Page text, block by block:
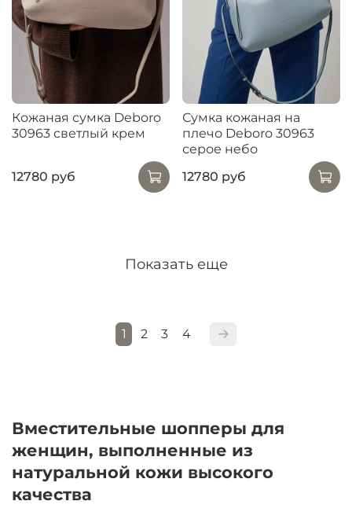
Кожаная сумка Deboro
30963 светлый крем
12780 руб
Сумка кожаная на
плечо Deboro 30963
серое небо
12780 руб
Показать еще
1 2 3 4
Вместительные шопперы для
женщин, выполненные из
натуральной кожи высокого
качества